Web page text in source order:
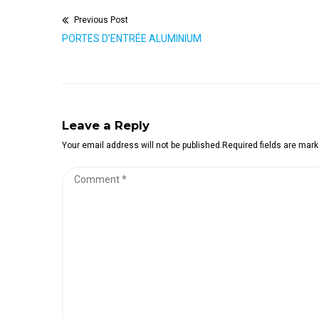
Navigation
Previous Post
Previous
PORTES D’ENTRÉE ALUMINIUM
Leave a Reply
Your email address will not be published.Required fields are
Comment